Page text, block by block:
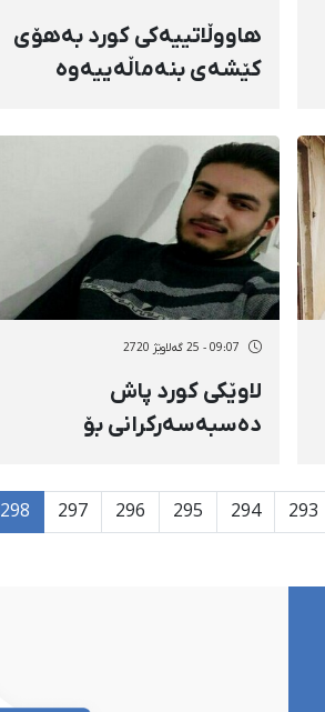
هاووڵاتییەکی کورد بەهۆی
کێشەی بنەماڵەییەوە
09:07 - 25 گەلاوێژ 2720
لاوێکی کورد پاش
دەسبەسەرکرانی بۆ
293
294
295
296
297
298